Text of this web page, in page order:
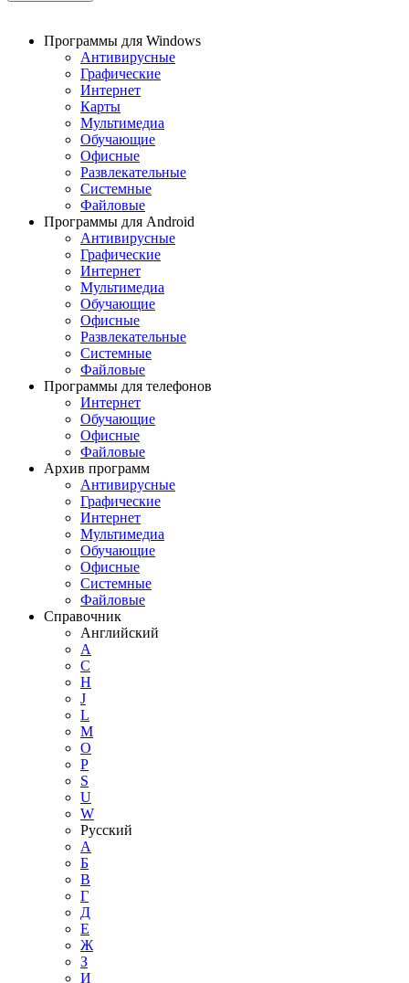
Программы для Windows
Антивирусные
Графические
Интернет
Карты
Мультимедиа
Обучающие
Офисные
Развлекательные
Системные
Файловые
Программы для Android
Антивирусные
Графические
Интернет
Мультимедиа
Обучающие
Офисные
Развлекательные
Системные
Файловые
Программы для телефонов
Интернет
Обучающие
Офисные
Файловые
Архив программ
Антивирусные
Графические
Интернет
Мультимедиа
Обучающие
Офисные
Системные
Файловые
Справочник
Английский
A
C
H
J
L
M
O
P
S
U
W
Русский
А
Б
В
Г
Д
Е
Ж
З
И